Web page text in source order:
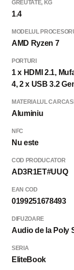
GREUTATE, KG
1.4
MODELUL
AMD Ryzen 7
PORTURI
1 x HDMI 2.1,
4, 2 x USB 3.2
MATERIALUL
Aluminiu
NFC
Nu este
COD PRODUCATOR
AD3R1ET#UUQ
EAN COD
0199251678493
DIFUZOARE
Audio de la Poly
SERIA
EliteBook